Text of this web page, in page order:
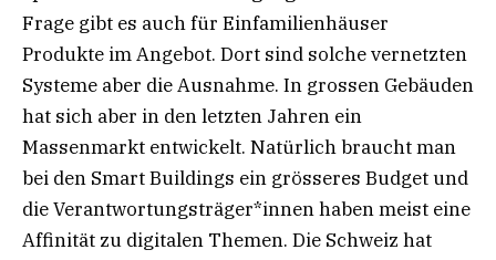
Frage gibt es auch für Einfamilienhäuser
Produkte im Angebot. Dort sind solche vernetzten
Systeme aber die Ausnahme. In grossen Gebäuden
hat sich aber in den letzten Jahren ein
Massenmarkt entwickelt. Natürlich braucht man
bei den Smart Buildings ein grösseres Budget und
die Verantwortungsträger*innen haben meist eine
Affinität zu digitalen Themen. Die Schweiz hat